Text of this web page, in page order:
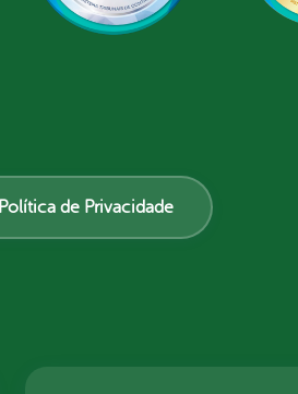
Política de Privacidade